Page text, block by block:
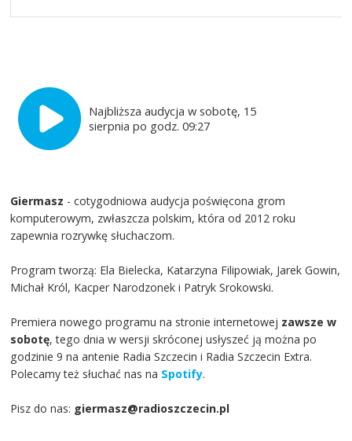
Najbliższa audycja w sobotę, 15
sierpnia po godz. 09:27
Giermasz - cotygodniowa audycja poświęcona grom
komputerowym, zwłaszcza polskim, która od 2012 roku
zapewnia rozrywkę słuchaczom.
Program tworzą: Ela Bielecka, Katarzyna Filipowiak, Jarek Gowin,
Michał Król, Kacper Narodzonek i Patryk Srokowski.
Premiera nowego programu na stronie internetowej zawsze w
sobotę, tego dnia w wersji skróconej usłyszeć ją można po
godzinie 9 na antenie Radia Szczecin i Radia Szczecin Extra.
Polecamy też słuchać nas na Spotify.
Pisz do nas: giermasz@radioszczecin.pl